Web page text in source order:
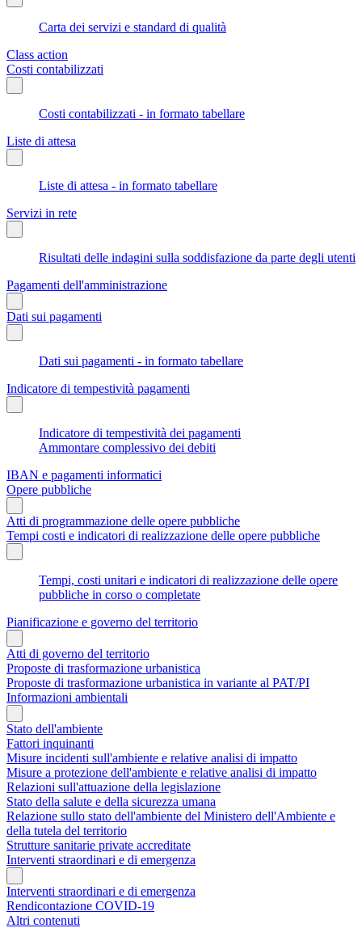
Carta dei servizi e standard di qualità
Class action
Costi contabilizzati
Costi contabilizzati - in formato tabellare
Liste di attesa
Liste di attesa - in formato tabellare
Servizi in rete
Risultati delle indagini sulla soddisfazione da parte degli utenti
Pagamenti dell'amministrazione
Dati sui pagamenti
Dati sui pagamenti - in formato tabellare
Indicatore di tempestività pagamenti
Indicatore di tempestività dei pagamenti
Ammontare complessivo dei debiti
IBAN e pagamenti informatici
Opere pubbliche
Atti di programmazione delle opere pubbliche
Tempi costi e indicatori di realizzazione delle opere pubbliche
Tempi, costi unitari e indicatori di realizzazione delle opere
pubbliche in corso o completate
Pianificazione e governo del territorio
Atti di governo del territorio
Proposte di trasformazione urbanistica
Proposte di trasformazione urbanistica in variante al PAT/PI
Informazioni ambientali
Stato dell'ambiente
Fattori inquinanti
Misure incidenti sull'ambiente e relative analisi di impatto
Misure a protezione dell'ambiente e relative analisi di impatto
Relazioni sull'attuazione della legislazione
Stato della salute e della sicurezza umana
Relazione sullo stato dell'ambiente del Ministero dell'Ambiente e
della tutela del territorio
Strutture sanitarie private accreditate
Interventi straordinari e di emergenza
Interventi straordinari e di emergenza
Rendicontazione COVID-19
Altri contenuti